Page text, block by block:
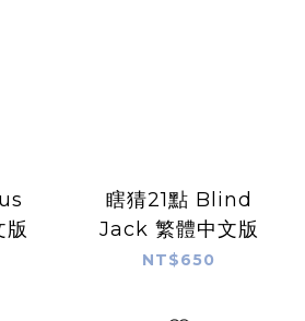
瞎猜21點 Blind
Jack 繁體中文版
NT$650